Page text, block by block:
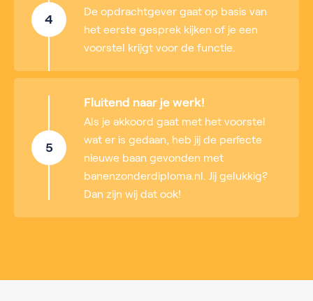
4
De opdrachtgever gaat op basis van
het eerste gesprek kijken of je een
voorstel krijgt voor de functie.
5
Fluitend naar je werk!
Als je akkoord gaat met het voorstel
wat er is gedaan, heb jij de perfecte
nieuwe baan gevonden met
banenzonderdiploma.nl. Jij gelukkig?
Dan zijn wij dat ook!